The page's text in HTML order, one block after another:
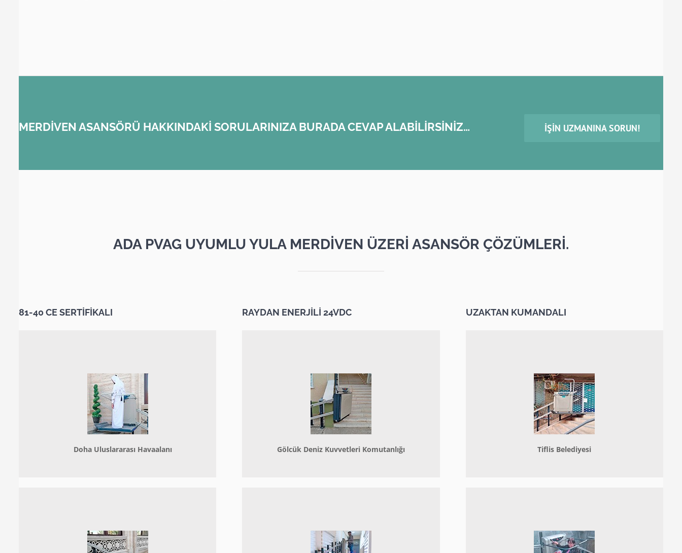
MERDİVEN ASANSÖRÜ HAKKINDAKİ SORULARINIZA BURADA CEVAP ALABİLİRSİNİZ… İŞIN UZMANINA SORUN!
ADA PVAG UYUMLU YULA MERDİVEN ÜZERİ ASANSÖR ÇÖZÜMLERİ.
81-40 CE SERTİFİKALI RAYDAN ENERJİLİ 24VDC UZAKTAN KUMANDALI
DohaUluslararası Havaalanı Gölcük Deniz Kuvvetleri Komutanlığı Tiflis Belediyesi